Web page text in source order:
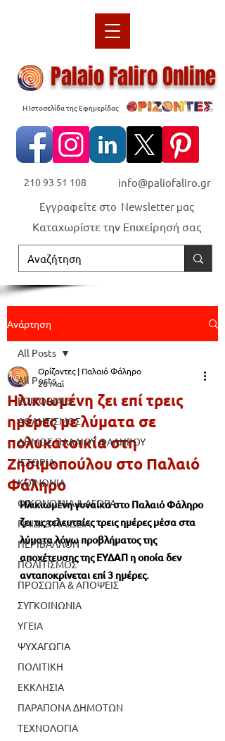
Palaio Faliro Online
Η Ιστοσελίδα της Εφημερίδας
210 93 51 108 info@paliofaliro.gr
Καταχωρίστε την Επιχείρησή σας
Εγγραφείτε στο Newsletter μας
Ανάρτηση
All Posts
EDITORIALS
ΑΘΛΗΤΙΣΜΟΣ
ΔΗΜΟΣ ΠΑΛΑΙΟΥ ΦΑΛΗΡΟΥ
ΙΣΤΟΡΙΑ
ΚΟΙΝΩΝΙΑ
ΟΙΚΟΝΟΜΙΑ & ΑΓΟΡΑ
ΠΑΙΔΙ & ΠΑΙΔΕΙΑ
ΠΕΡΙΒΑΛΛΟΝ
ΠΟΛΙΤΙΣΜΟΣ
ΠΡΟΣΩΠΑ & ΑΠΟΨΕΙΣ
ΣΥΓΚΟΙΝΩΝΙΑ
ΥΓΕΙΑ
ΨΥΧΑΓΩΓΙΑ
ΠΟΛΙΤΙΚΗ
ΕΚΚΛΗΣΙΑ
ΠΑΡΑΠΟΝΑ ΔΗΜΟΤΩΝ
ΤΕΧΝΟΛΟΓΙΑ
All Posts
Ηλικιωμένη ζει επί τρεις
ημέρες με λύματα σε
πολυκατοικία στη
Ζησιμοπούλου στο Παλαιό
Φάληρο
Ορίζοντες | Παλαιό Φάληρο
26 Μαΐ
Ηλικιωμένη γυναίκα στο Παλαιό Φάληρο
ζει τις τελευταίες τρεις ημέρες μέσα στα
λύματα λόγω προβλήματος της
αποχέτευσης της ΕΥΔΑΠ η οποία δεν
ανταποκρίνεται επί 3 ημέρες.